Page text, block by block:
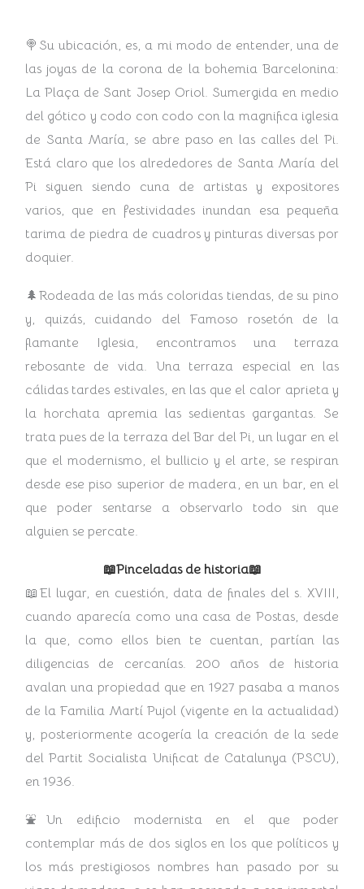
🍭Su ubicación, es, a mi modo de entender, una de
las joyas de la corona de la bohemia Barcelonina:
La Plaça de Sant Josep Oriol. Sumergida en medio
del gótico y codo con codo con la magnifica iglesia
de Santa María, se abre paso en las calles del Pi.
Está claro que los alrededores de Santa María del
Pi siguen siendo cuna de artistas y expositores
varios, que en festividades inundan esa pequeña
tarima de piedra de cuadros y pinturas diversas por
doquier.
🌲Rodeada de las más coloridas tiendas, de su pino
y, quizás, cuidando del Famoso rosetón de la
flamante Iglesia, encontramos una terraza
rebosante de vida. Una terraza especial en las
cálidas tardes estivales, en las que el calor aprieta y
la horchata apremia las sedientas gargantas. Se
trata pues de la terraza del Bar del Pi, un lugar en el
que el modernismo, el bullicio y el arte, se respiran
desde ese piso superior de madera, en un bar, en el
que poder sentarse a observarlo todo sin que
alguien se percate.
📖Pinceladas de historia📖
📖El lugar, en cuestión, data de finales del s. XVIII,
cuando aparecía como una casa de Postas, desde
la que, como ellos bien te cuentan, partían las
diligencias de cercanías. 200 años de historia
avalan una propiedad que en 1927 pasaba a manos
de la Familia Martí Pujol (vigente en la actualidad)
y, posteriormente acogería la creación de la sede
del Partit Socialista Unificat de Catalunya (PSCU),
en 1936.
⛲Un edificio modernista en el que poder
contemplar más de dos siglos en los que políticos y
los más prestigiosos nombres han pasado por su